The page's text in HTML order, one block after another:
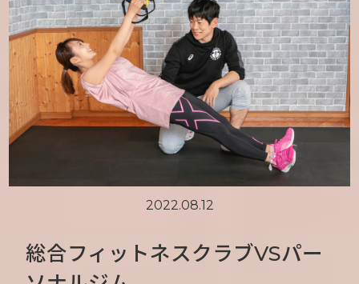
2022.08.12
総合フィットネスクラブVSパー